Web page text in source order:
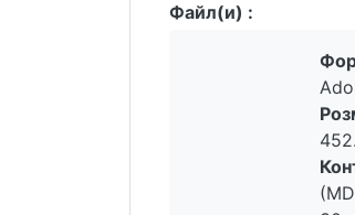
Файл(и) :